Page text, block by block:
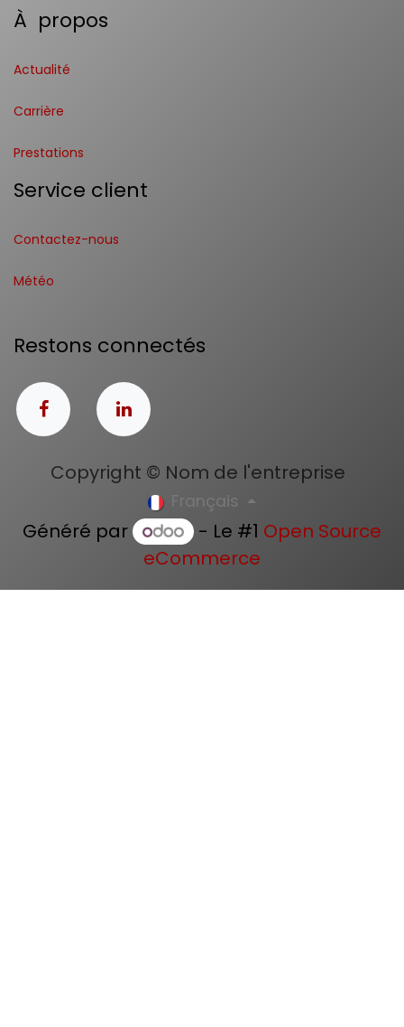
À propos
Actualité
Carrière
Prestations
Service client
Contactez-nous
Météo
Restons connectés
Copyright © Nom de l'entreprise
Français
Généré par - Le #1 Open Source
eCommerce